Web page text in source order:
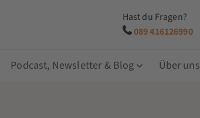
Hast du Fragen?
089 416126990
Podcast, Newsletter & Blog Über uns